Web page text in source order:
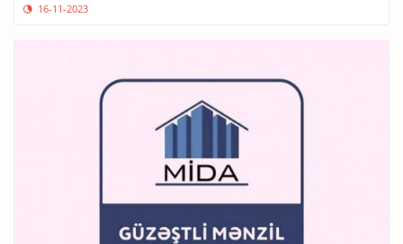
16-11-2023